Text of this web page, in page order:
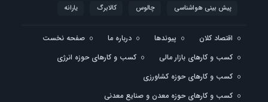
پیش بینی هواشناسی
چالوس کالابرگ یارانه
اقتصاد کلان پیوندها درباره ما
صفحه نخست
کسب و کارهای بازار مالی
کسب و کارهای حوزه انرژی
کسب و کارهای حوزه کشاورزی
کسب و کارهای حوزه معدن و صنایع معدنی